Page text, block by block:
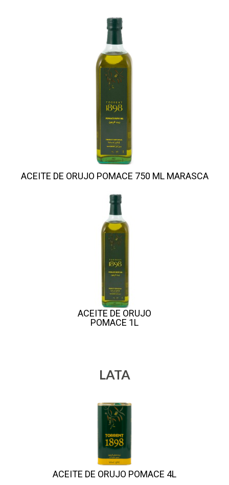
ACEITE DE ORUJO POMACE 750 ML MARASCA
ACEITE DE ORUJO
POMACE 1L
LATA
ACEITE DE ORUJO POMACE 4L